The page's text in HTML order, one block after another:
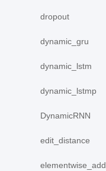
dropout
dynamic_gru
dynamic_lstm
dynamic_lstmp
DynamicRNN
edit_distance
elementwise_add